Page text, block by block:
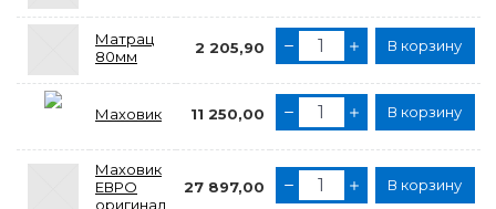
Матрац
80мм
2 205,90 В корзину
Маховик 11 250,00 В корзину
Маховик
ЕВРО
оригинал
27 897,00 В корзину